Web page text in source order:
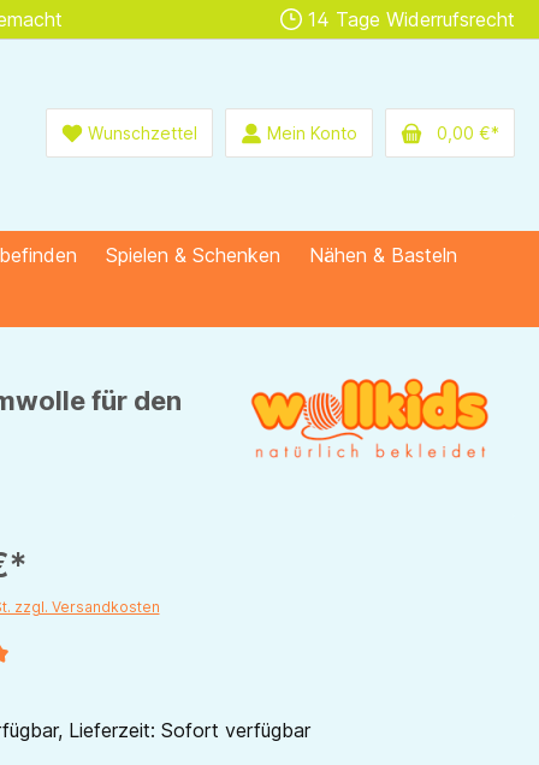
14 Tage Widerrufsrecht
Wunschzettel Mein Konto 0,00 €*
Spielen & Schenken Nähen & Basteln
für den
zzgl. Versandkosten
Lieferzeit: Sofort verfügbar